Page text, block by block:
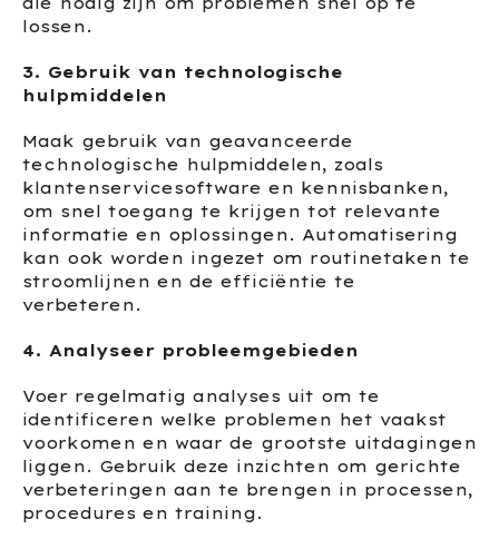
lossen.
3. Gebruik van technologische
hulpmiddelen
Maak gebruik van geavanceerde
technologische hulpmiddelen, zoals
klantenservicesoftware en kennisbanken,
om snel toegang te krijgen tot relevante
informatie en oplossingen. Automatisering
kan ook worden ingezet om routinetaken te
stroomlijnen en de efficiëntie te
verbeteren.
4. Analyseer probleemgebieden
Voer regelmatig analyses uit om te
identificeren welke problemen het vaakst
voorkomen en waar de grootste uitdagingen
liggen. Gebruik deze inzichten om gerichte
verbeteringen aan te brengen in processen,
procedures en training.